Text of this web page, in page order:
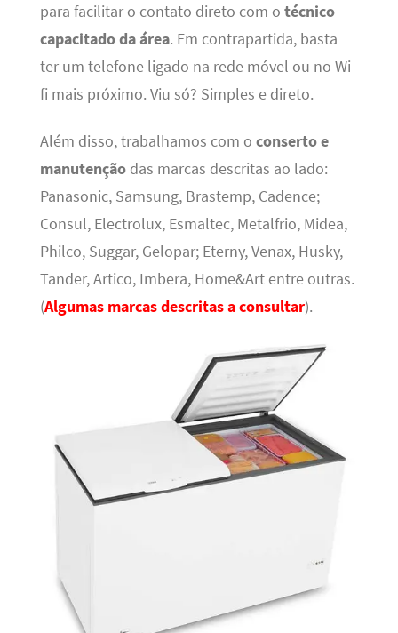
para facilitar o contato direto com o técnico
capacitado da área. Em contrapartida, basta
ter um telefone ligado na rede móvel ou no Wi-
fi mais próximo. Viu só? Simples e direto.
Além disso, trabalhamos com o conserto e
manutençãodas marcas descritas ao lado:
Panasonic, Samsung, Brastemp, Cadence;
Consul, Electrolux, Esmaltec, Metalfrio, Midea,
Philco, Suggar, Gelopar; Eterny, Venax, Husky,
Tander, Artico, Imbera, Home&Art entre outras.
(Algumas marcas descritas a consultar).